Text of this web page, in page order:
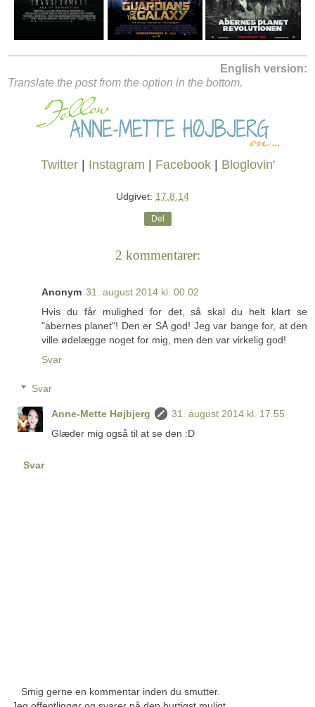
English version:
Translate the post from the option in the bottom.
Twitter| Instagram | Facebook| Bloglovin'
Udgivet: 17.8.14
Del
2 kommentarer:
Anonym 31. august 2014 kl. 00.02
Hvis du får mulighed for det, så skal du helt klart se
"abernes planet"! Den er SÅ god! Jeg var bange for, at den
ville ødelægge noget for mig, men den var virkelig god!
Svar
Svar
Anne-Mette Højbjerg
31. august 2014 kl. 17.55
Glæder mig også til at se den :D
Svar
Smig gerne en kommentar inden du smutter.